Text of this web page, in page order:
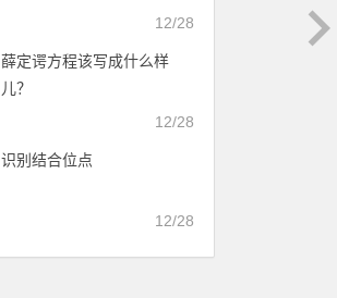
12/28
薛定谔方程该写成什么样
儿？
12/28
识别结合位点
12/28